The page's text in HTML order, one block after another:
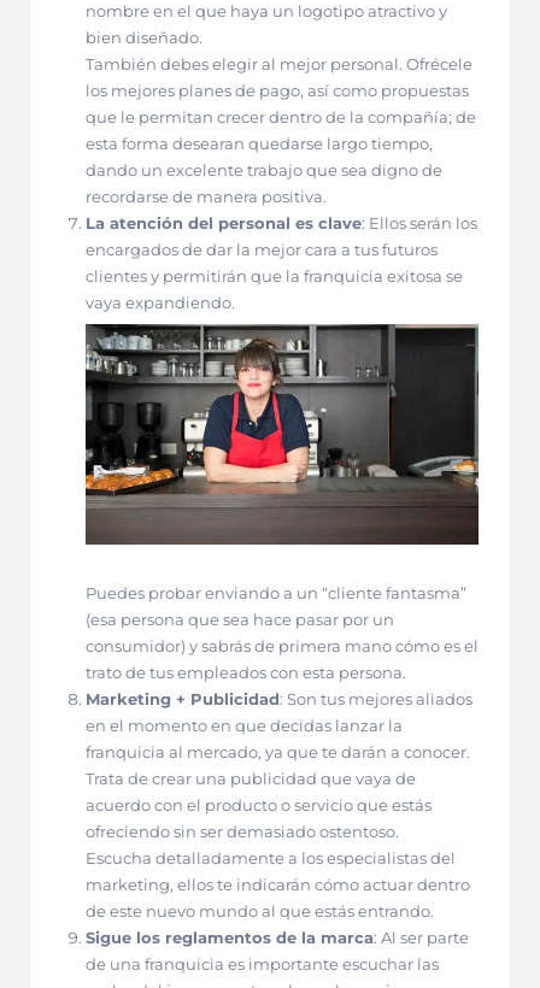
nombre en el que haya un logotipo atractivo y
bien diseñado.
También debes elegir al mejor personal. Ofrécele
los mejores planes de pago, así como propuestas
que le permitan crecer dentro de la compañía; de
esta forma desearan quedarse largo tiempo,
dando un excelente trabajo que sea digno de
recordarse de manera positiva.
La atención del personal es clave: Ellos serán los
encargados de dar la mejor cara a tus futuros
clientes y permitirán que la franquicia exitosa se
vaya expandiendo.
Puedes probar enviando a un “cliente fantasma”
(esa persona que sea hace pasar por un
consumidor) y sabrás de primera mano cómo es el
trato de tus empleados con esta persona.
Marketing + Publicidad: Son tus mejores aliados
en el momento en que decidas lanzar la
franquicia al mercado, ya que te darán a conocer.
Trata de crear una publicidad que vaya de
acuerdo con el producto o servicio que estás
ofreciendo sin ser demasiado ostentoso.
Escucha detalladamente a los especialistas del
marketing, ellos te indicarán cómo actuar dentro
de este nuevo mundo al que estás entrando.
Sigue los reglamentos de la marca: Al ser parte
de una franquicia es importante escuchar las